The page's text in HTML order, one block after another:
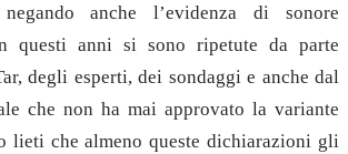
anche l’evidenza di sonore
questi anni si sono ripetute da parte
degli esperti, dei sondaggi e anche dal
che non ha mai approvato la variante
lieti che almeno queste dichiarazioni gli